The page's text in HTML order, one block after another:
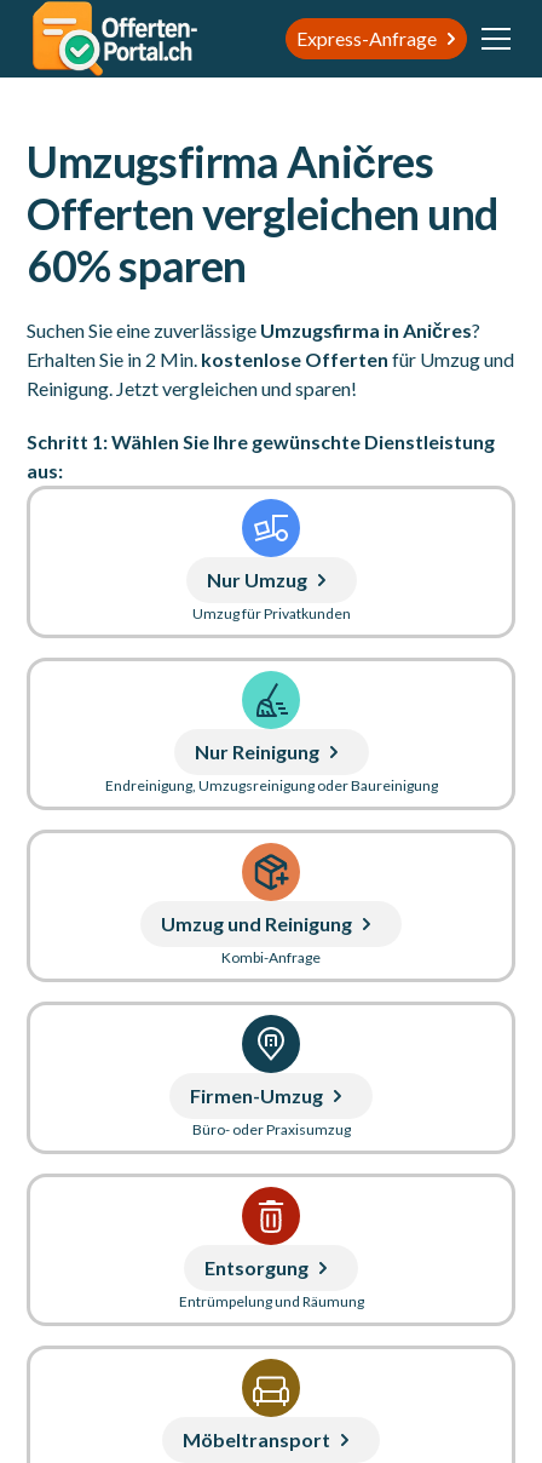
Express-Anfrage
Umzugsfirma Aničres
Offerten vergleichen und
60% sparen
Suchen Sie eine zuverlässige Umzugsfirma in Aničres?
Erhalten Sie in 2 Min. kostenlose Offerten für Umzug und
Reinigung. Jetzt vergleichen und sparen!
Schritt 1: Wählen Sie Ihre gewünschte Dienstleistung
aus:
Nur Umzug
Umzug für Privatkunden
Nur Reinigung
Endreinigung, Umzugsreinigung oder Baureinigung
Umzug und Reinigung
Kombi-Anfrage
Firmen-Umzug
Büro- oder Praxisumzug
Entsorgung
Entrümpelung und Räumung
Möbeltransport